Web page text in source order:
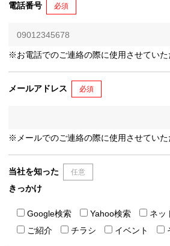
電話番号 必須
※お電話でのご連絡の際に使用させていた
メールアドレス 必須
※メールでのご連絡の際に使用させていた
当社を知った
きっかけ
任意
Google検索 Yahoo検索 ネッ
ご紹介
チラシ イベント